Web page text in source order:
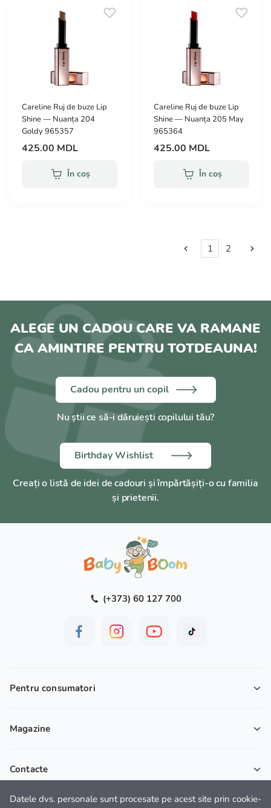
Careline Ruj de buze Lip
Shine — Nuanța 204
Goldy 965357
425.00 MDL
În coș
Careline Ruj de buze Lip
Shine — Nuanța 205 May
965364
425.00 MDL
În coș
1 2
ALEGE UN CADOU CARE VA RAMANE
CA AMINTIRE PENTRU TOTDEAUNA!
Cadou pentru un copil
Nu știi ce să-i dăruiești copilului tău?
Birthday Wishlist
Creați o listă de idei de cadouri și împărtășiți-o cu familia
și prietenii.
(+373) 60 127 700
Pentru consumatori
Magazine
Contacte
Datele dvs. personale sunt procesate pe acest site prin cookie-